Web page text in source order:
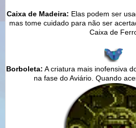
Caixa de Madeira: Elas podem ser
mas tome cuidado para não ser
Caixa de
Borboleta: A criatura mais inofensiva
na fase do Aviário. Quando